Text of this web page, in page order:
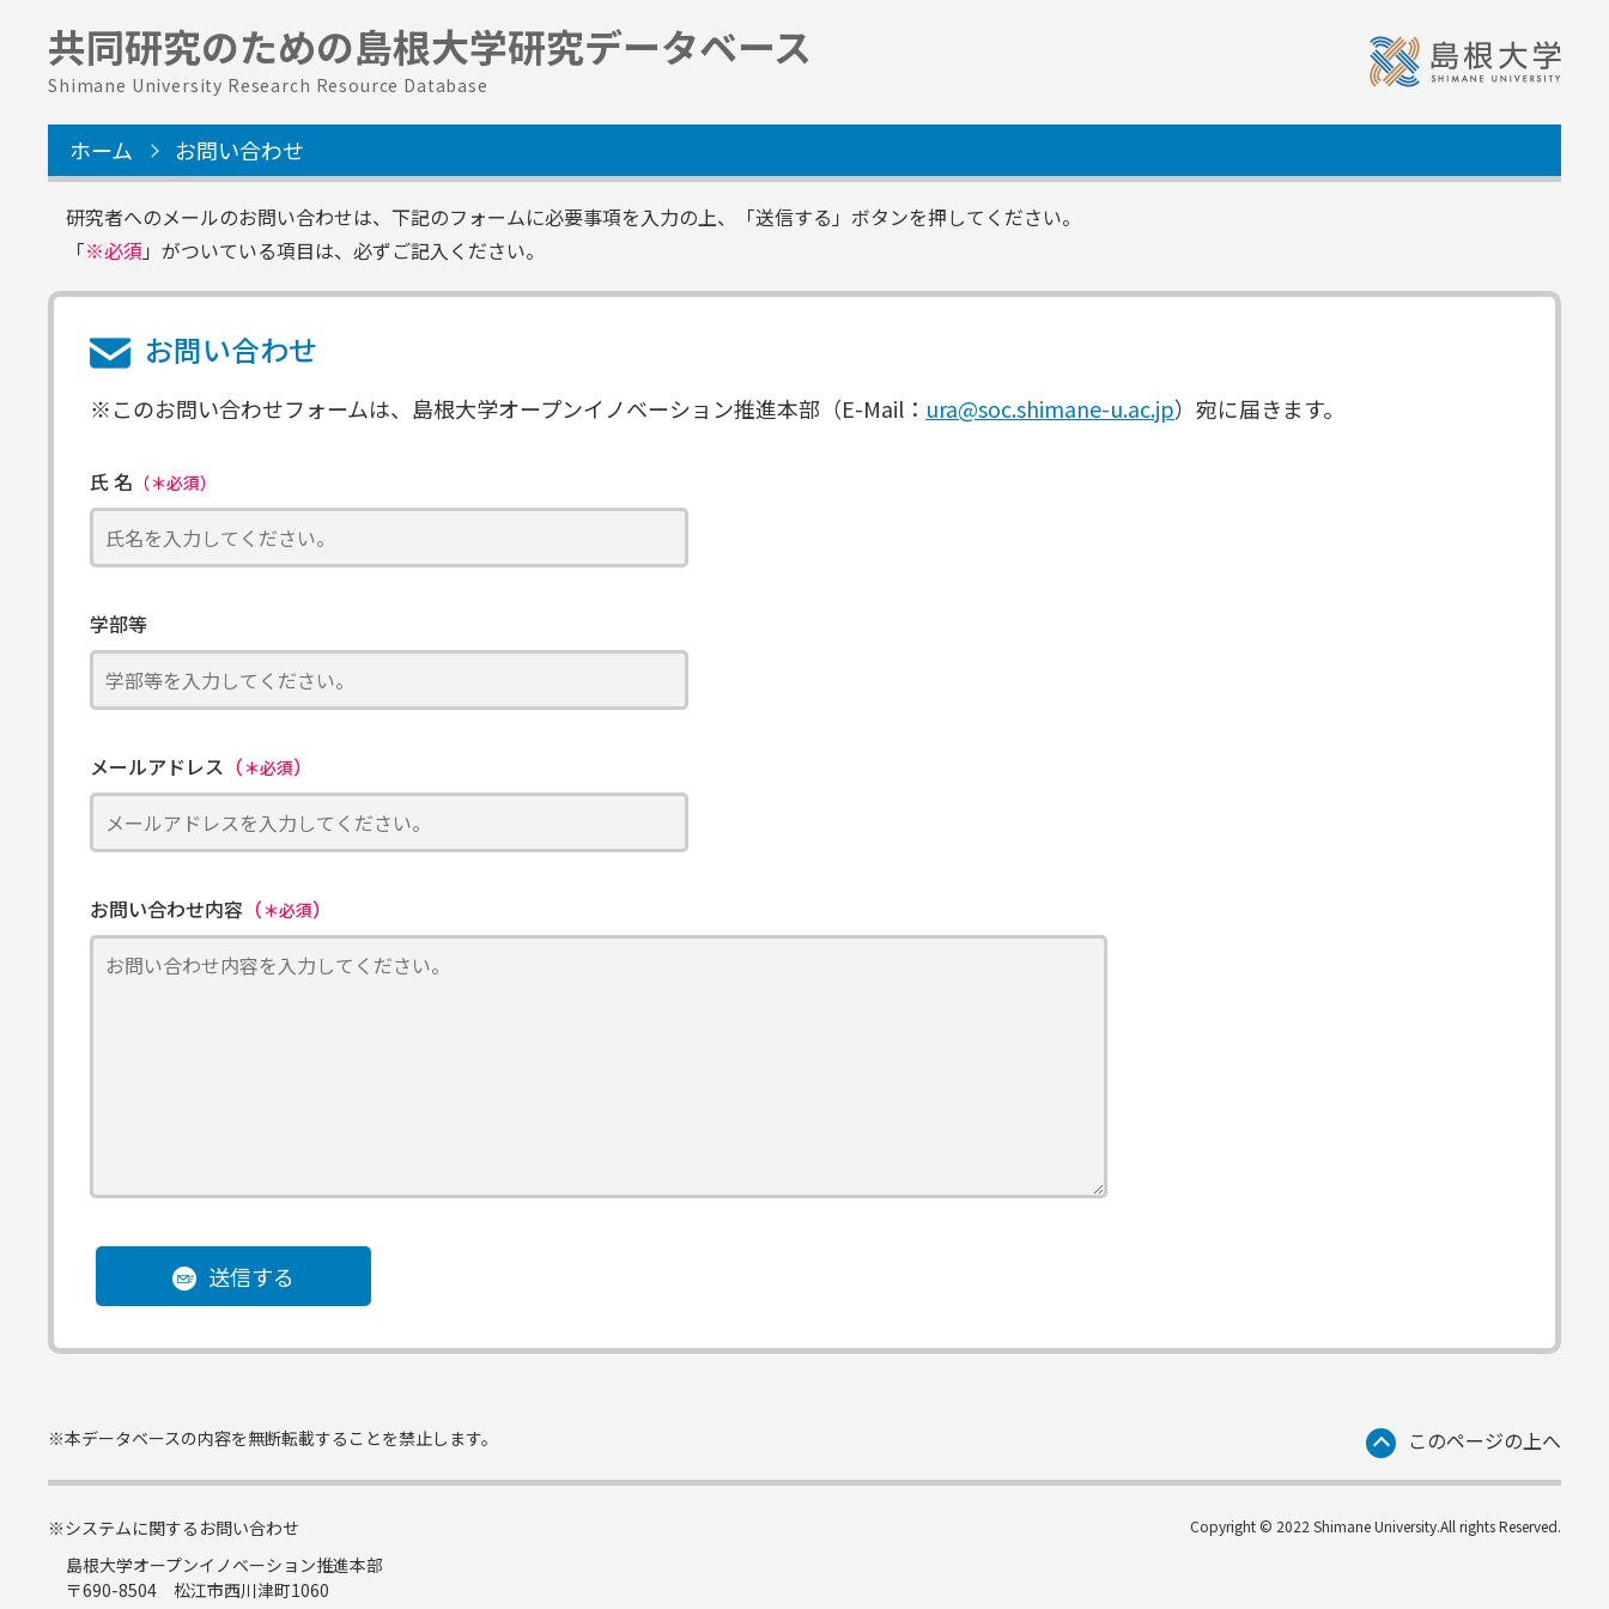
共同研究のための島根大学研究データベース
Shimane University Research Resource Database
ホーム お問い合わせ
研究者へのメールのお問い合わせは、下記のフォームに必要事項を入力の上、「送信する」ボタンを押してください。
「※必須 」がついている項目は、必ずご記入ください。
お問い合わせ
※このお問い合わせフォームは、島根大学オープンイノベーション推進本部（E-Mail： ura@soc.shimane-u.ac.jp）宛に届きます。
氏 名 （＊必須）
学部等
メールアドレス （＊必須）
お問い合わせ内容 （＊必須）
送信する
※本データベースの内容を無断転載することを禁止します。 このページの上へ
※システムに関するお問い合わせ
島根大学オープンイノベーション推進本部
〒690-8504 松江市西川津町1060
Copyright © 2022 Shimane University.All rights Reserved.